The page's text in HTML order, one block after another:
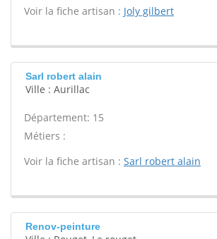
Voir la fiche artisan : Joly gilbert
Sarl robert alain
Ville : Aurillac
Département: 15
Métiers :
Voir la fiche artisan : Sarl robert alain
Renov-peinture